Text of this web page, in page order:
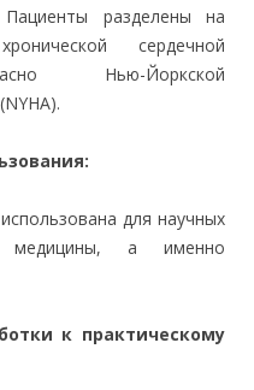
разделены на
сердечной
Нью-Йоркской
для научных
медицины, а именно
к практическому